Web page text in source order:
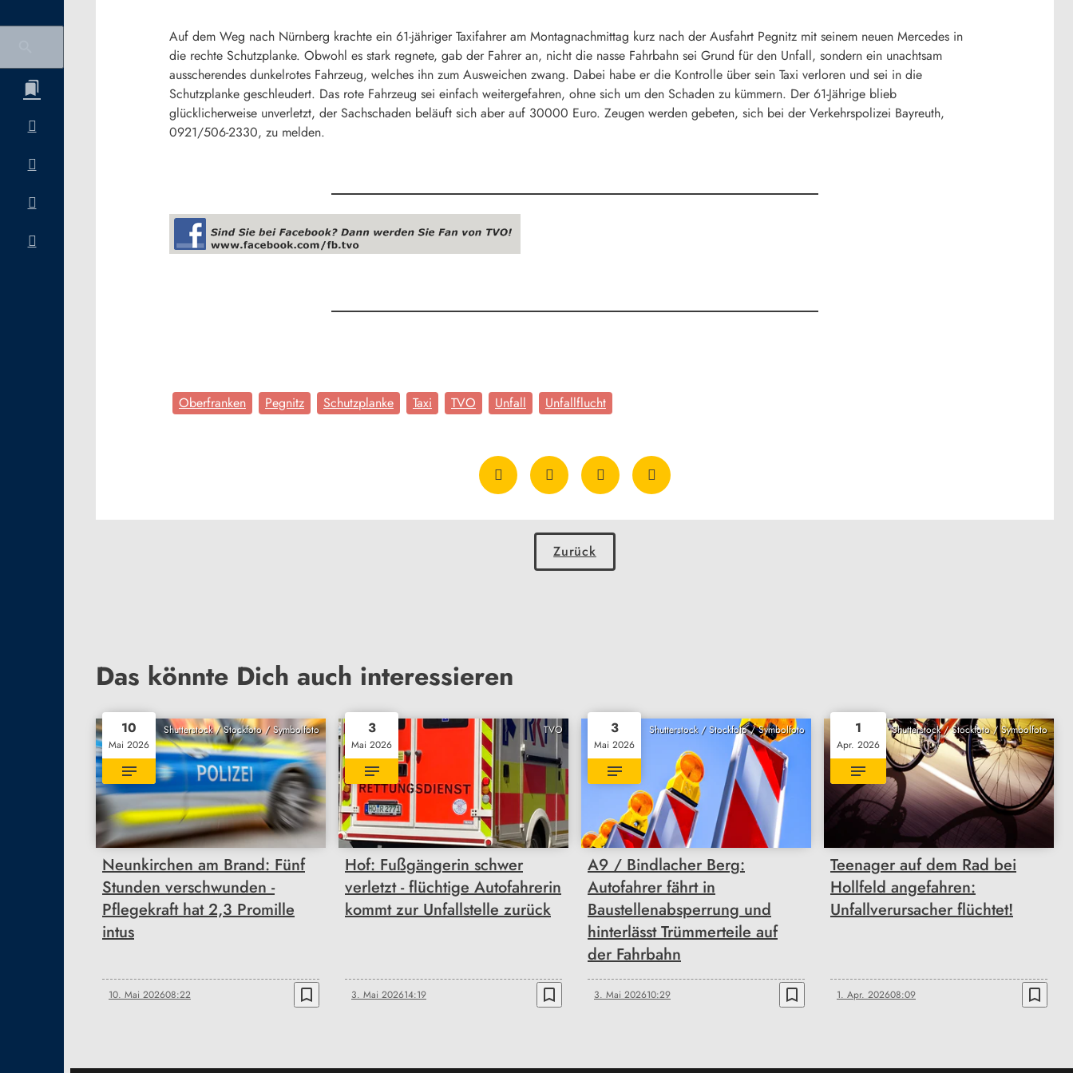
Auf dem Weg nach Nürnberg krachte ein 61-jähriger Taxifahrer am Montagnachmittag kurz nach der Ausfahrt Pegnitz mit seinem neuen Mercedes in
die rechte Schutzplanke. Obwohl es stark regnete, gab der Fahrer an, nicht die nasse Fahrbahn sei Grund für den Unfall, sondern ein unachtsam
ausscherendes dunkelrotes Fahrzeug, welches ihn zum Ausweichen zwang. Dabei habe er die Kontrolle über sein Taxi verloren und sei in die
Schutzplanke geschleudert. Das rote Fahrzeug sei einfach weitergefahren, ohne sich um den Schaden zu kümmern. Der 61-Jährige blieb
glücklicherweise unverletzt, der Sachschaden beläuft sich aber auf 30000 Euro. Zeugen werden gebeten, sich bei der Verkehrspolizei Bayreuth,
0921/506-2330, zu melden.
Oberfranken Pegnitz Schutzplanke Taxi TVO Unfall Unfallflucht
Zurück
Das könnte Dich auch interessieren
Shutterstock / Stockfoto / Symbolfoto
10
Mai 2026
Neunkirchen am Brand: Fünf
Stunden verschwunden -
Pflegekraft hat 2,3 Promille
intus
10. Mai 202608:22 bookmark_border
TVO
3
Mai 2026
Hof: Fußgängerin schwer
verletzt - flüchtige Autofahrerin
kommt zur Unfallstelle zurück
3. Mai 202614:19 bookmark_border
Shutterstock / Stockfoto / Symbolfoto
3
Mai 2026
A9 / Bindlacher Berg:
Autofahrer fährt in
Baustellenabsperrung und
hinterlässt Trümmerteile auf
der Fahrbahn
3. Mai 202610:29 bookmark_border
Shutterstock / Stockfoto / Symbolfoto
1
Apr. 2026
Teenager auf dem Rad bei
Hollfeld angefahren:
Unfallverursacher flüchtet!
1. Apr. 202608:09 bookmark_border